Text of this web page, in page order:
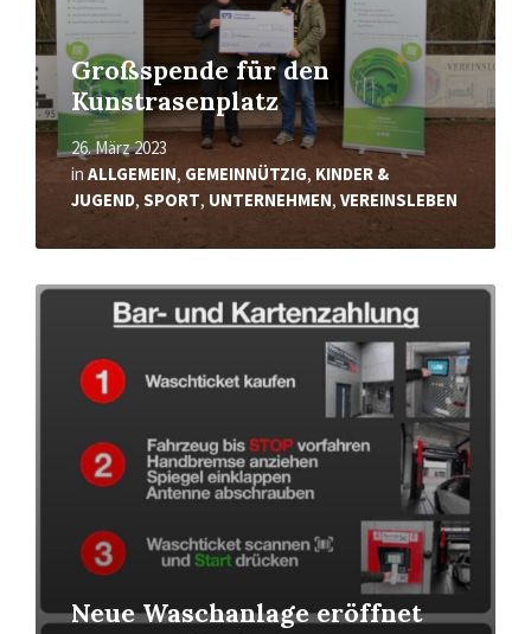
Großspende für den
Kunstrasenplatz
26. März 2023
in ALLGEMEIN, GEMEINNÜTZIG, KINDER &
JUGEND, SPORT, UNTERNEHMEN, VEREINSLEBEN
Neue Waschanlage eröffnet
Mehr